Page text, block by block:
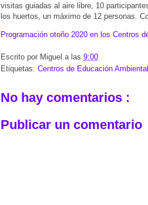
visitas guiadas al aire libre, 10
los huertos, un máximo de 12 personas.
Programación otoño 2020 en los Centros
Escrito por Miguel a las 9:00
Etiquetas: Centros de Educación Ambiental
No hay comentarios :
Publicar un comentario